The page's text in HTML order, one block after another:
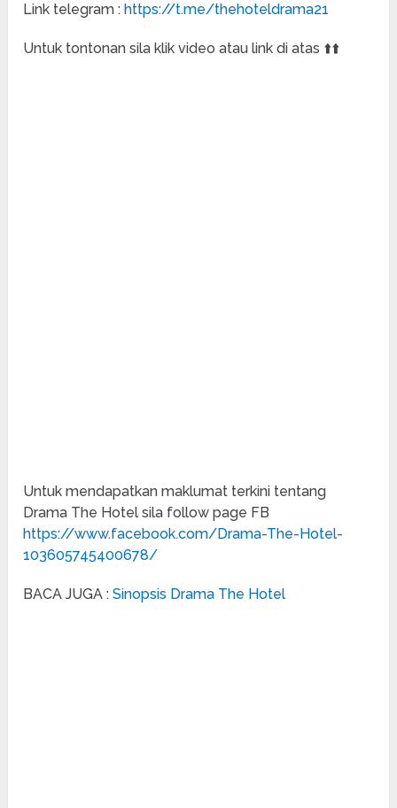
Link telegram : https://t.me/thehoteldrama21
Untuk tontonan sila klik video atau link di atas ⬆️⬆️
Untuk mendapatkan maklumat terkini tentang
Drama The Hotel sila follow page FB
https://www.facebook.com/Drama-The-Hotel-
103605745400678/
BACA JUGA :Sinopsis Drama The Hotel